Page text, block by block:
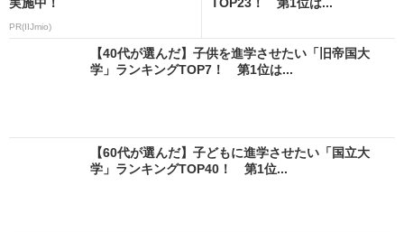
PR(IIJmio)
【40代が選んだ】子供を進学させたい「旧帝国大
学」ランキングTOP7！ 第1位は...
【60代が選んだ】子どもに進学させたい「国立大
学」ランキングTOP40！ 第1位...